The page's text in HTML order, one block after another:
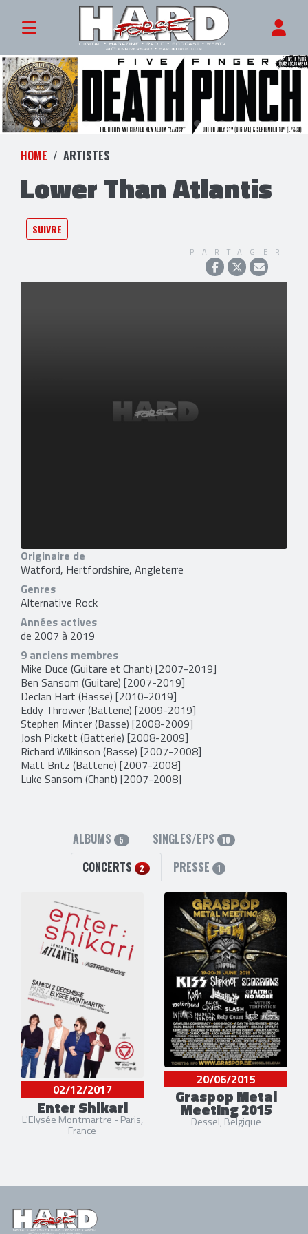
HOME ARTISTES
Lower Than Atlantis
SUIVRE
PARTAGER
Originaire de
Watford, Hertfordshire, Angleterre
Genres
Alternative Rock
Années actives
de 2007 à 2019
9 anciens membres
Mike Duce (Guitare et Chant) [2007-2019]
Ben Sansom (Guitare) [2007-2019]
Declan Hart (Basse) [2010-2019]
Eddy Thrower(Batterie) [2009-2019]
Stephen Minter(Basse) [2008-2009]
Josh Pickett (Batterie) [2008-2009]
Richard Wilkinson (Basse) [2007-2008]
Matt Britz (Batterie) [2007-2008]
Luke Sansom (Chant) [2007-2008]
ALBUMS 5 SINGLES/EPS 10
CONCERTS 2 PRESSE 1
02/12/2017
Enter Shikari
L'Elysée Montmartre - Paris,
France
20/06/2015
Graspop Metal
Meeting 2015
Dessel, Belgique